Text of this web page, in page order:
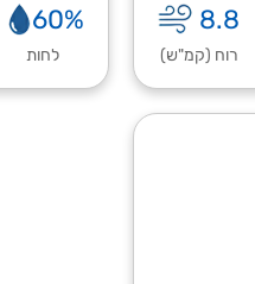
8.8
רוח (קמ"ש)
60%
לחות